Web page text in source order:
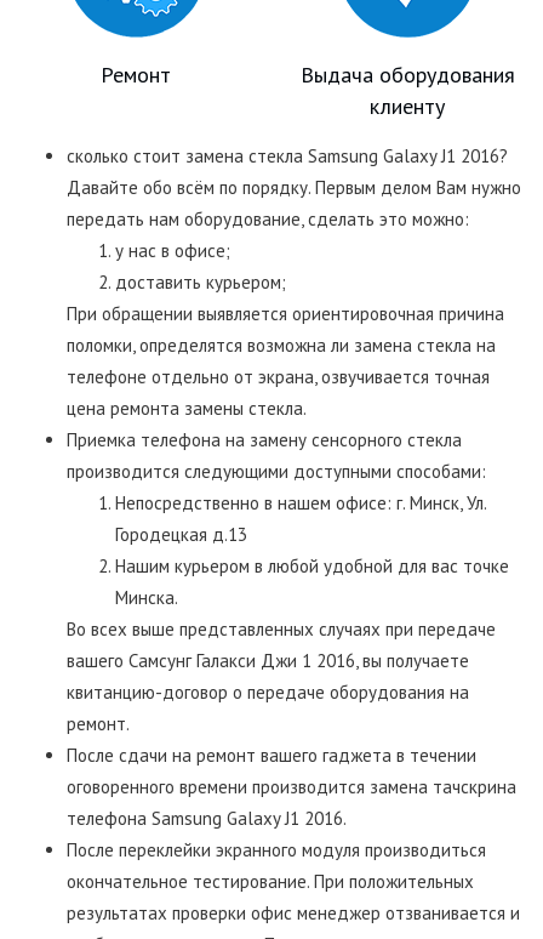
Ремонт
Выдача оборудования
клиенту
сколько стоит замена стекла Samsung Galaxy J1 2016?
Давайте обо всём по порядку. Первым делом Вам нужно
передать нам оборудование, сделать это можно:
у нас в офисе;
доставить курьером;
При обращении выявляется ориентировочная причина
поломки, определятся возможна ли замена стекла на
телефоне отдельно от экрана, озвучивается точная
цена ремонта замены стекла.
Приемка телефона на замену сенсорного стекла
производится следующими доступными способами:
Непосредственно в нашем офисе: г. Минск, Ул.
Городецкая д.13
Нашим курьером в любой удобной для вас точке
Минска.
Во всех выше представленных случаях при передаче
вашего Самсунг Галакси Джи 1 2016, вы получаете
квитанцию-договор о передаче оборудования на
ремонт.
После сдачи на ремонт вашего гаджета в течении
оговоренного времени производится замена тачскрина
телефона Samsung Galaxy J1 2016.
После переклейки экранного модуля производиться
окончательное тестирование. При положительных
результатах проверки офис менеджер отзванивается и